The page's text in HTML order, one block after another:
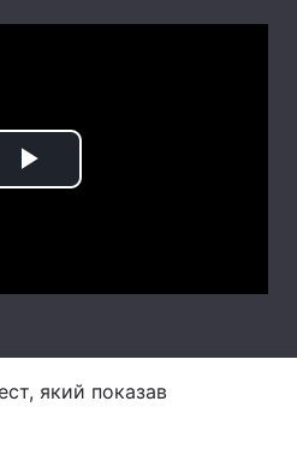
Думки
Play
який показав